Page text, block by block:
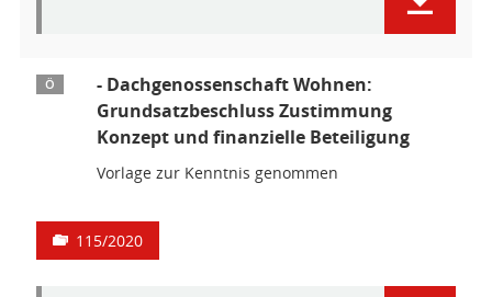
Ö
- Dachgenossenschaft Wohnen:
Grundsatzbeschluss Zustimmung
Konzept und finanzielle Beteiligung
Vorlage zur Kenntnis genommen
115/2020